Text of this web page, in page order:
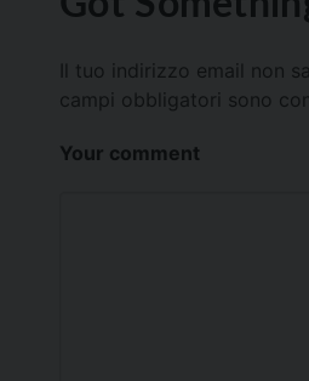
Il tuo indirizzo email non
campi obbligatori sono
Your comment